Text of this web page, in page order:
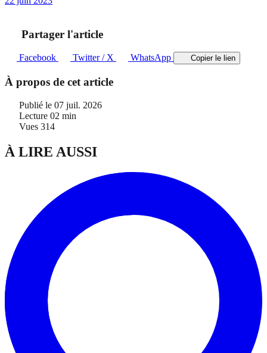
Partager l'article
Facebook Twitter / X WhatsApp Copier le lien
À propos de cet article
Publié le 07 juil. 2026
Lecture 02 min
Vues 314
À LIRE AUSSI